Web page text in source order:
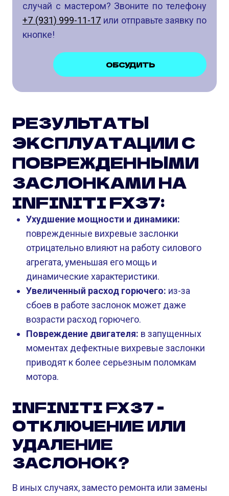
случай с мастером? Звоните по телефону
+7 (931) 999-11-17 или отправьте заявку по
кнопке!
ОБСУДИТЬ
РЕЗУЛЬТАТЫ
ЭКСПЛУАТАЦИИ С
ПОВРЕЖДЕННЫМИ
ЗАСЛОНКАМИ НА
INFINITI FX37:
Ухудшение мощности и динамики:
поврежденные вихревые заслонки
отрицательно влияют на работу силового
агрегата, уменьшая его мощь и
динамические характеристики.
Увеличенный расход горючего: из-за
сбоев в работе заслонок может даже
возрасти расход горючего.
Повреждение двигателя: в запущенных
моментах дефектные вихревые заслонки
приводят к более серьезным поломкам
мотора.
INFINITI FX37 -
ОТКЛЮЧЕНИЕ ИЛИ
УДАЛЕНИЕ
ЗАСЛОНОК?
В иных случаях, заместо ремонта или замены